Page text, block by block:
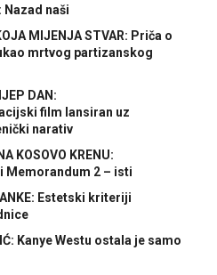
Nazad naši
MIJENJA STVAR: Priča o
mrtvog partizanskog
DAN:
film lansiran uz
narativ
KOSOVO KRENU:
Memorandum 2 – isti
Estetski kriteriji
Kanye Westu ostala je samo